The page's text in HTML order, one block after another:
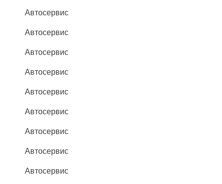
Автосервис
Автосервис
Автосервис
Автосервис
Автосервис
Автосервис
Автосервис
Автосервис
Автосервис